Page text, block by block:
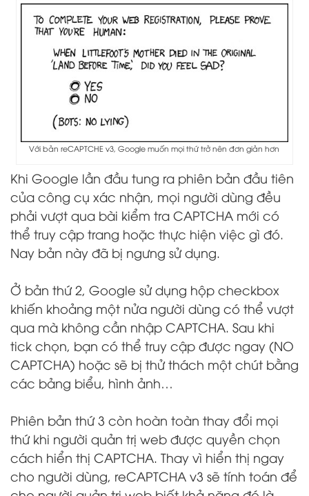
Với bản reCAPTCHE v3, Google muốn mọi thứ trở nên đơn giản hơn
Khi Google lần đầu tung ra phiên bản đầu tiên
của công cụ xác nhận, mọi người dùng đều
phải vượt qua bài kiểm tra CAPTCHA mới có
thể truy cập trang hoặc thực hiện việc gì đó.
Nay bản này đã bị ngưng sử dụng.
Ở bản thứ 2, Google sử dụng hộp checkbox
khiến khoảng một nửa người dùng có thể vượt
qua mà không cần nhập CAPTCHA. Sau khi
tick chọn, bạn có thể truy cập được ngay (NO
CAPTCHA) hoặc sẽ bị thử thách một chút bằng
các bảng biểu, hình ảnh…
Phiên bản thứ 3 còn hoàn toàn thay đổi mọi
thứ khi người quản trị web được quyền chọn
cách hiển thị CAPTCHA. Thay vì hiển thị ngay
cho người dùng, reCAPTCHA v3 sẽ tính toán để